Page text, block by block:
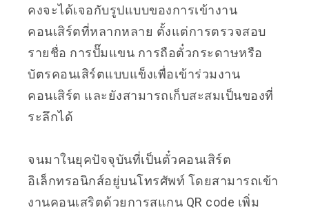
คงจะได้เจอกับรูปแบบของการเข้างาน
คอนเสิร์ตที่หลากหลาย ตั้งแต่การตรวจสอบ
รายชื่อ การปั๊มแขน การถือตั๋วกระดาษหรือ
บัตรคอนเสิร์ตแบบแข็งเพื่อเข้าร่วมงาน
คอนเสิร์ต และยังสามารถเก็บสะสมเป็นของที่
ระลึกได้
จนมาในยุคปัจจุบันที่เป็นตั๋วคอนเสิร์ต
อิเล็กทรอนิกส์อยู่บนโทรศัพท์ โดยสามารถเข้า
งานคอนเสริตด้วยการสแกน QR code เพิ่ม